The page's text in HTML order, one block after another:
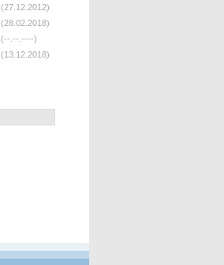
(27.12.2012)
(28.02.2018)
(--.--.----)
(13.12.2018)